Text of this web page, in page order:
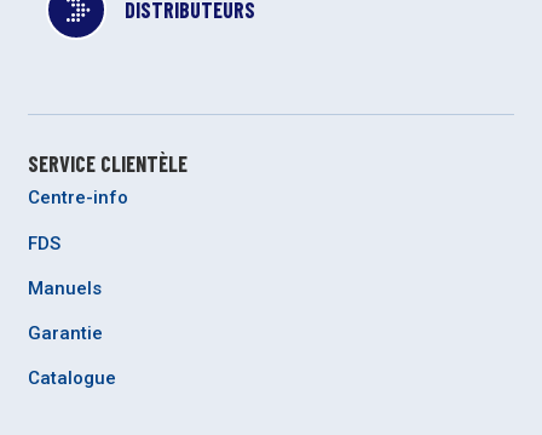
DISTRIBUTEURS
SERVICE CLIENTÈLE
Centre-info
FDS
Manuels
Garantie
Catalogue